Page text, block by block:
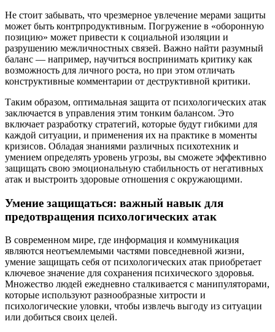
Не стоит забывать, что чрезмерное увлечение мерами защиты
может быть контрпродуктивным. Погружение в «оборонную
позицию» может привести к социальной изоляции и
разрушению межличностных связей. Важно найти разумный
баланс — например, научиться воспринимать критику как
возможность для личного роста, но при этом отличать
конструктивные комментарии от деструктивной критики.
Таким образом, оптимальная защита от психологических атак
заключается в управления этим тонким балансом. Это
включает разработку стратегий, которые будут гибкими для
каждой ситуации, и применения их на практике в моменты
кризисов. Обладая знаниями различных психотехник и
умением определять уровень угрозы, вы сможете эффективно
защищать свою эмоциональную стабильность от негативных
атак и выстроить здоровые отношения с окружающими.
Умение защищаться: важный навык для
предотвращения психологических атак
В современном мире, где информация и коммуникация
являются неотъемлемыми частями повседневной жизни,
умение защищать себя от психологических атак приобретает
ключевое значение для сохранения психического здоровья.
Множество людей ежедневно сталкивается с манипуляторами,
которые используют разнообразные хитрости и
психологические уловки, чтобы извлечь выгоду из ситуации
или добиться своих целей.